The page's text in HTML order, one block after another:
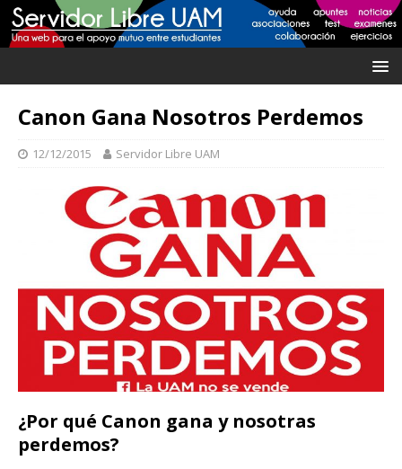
Canon Gana Nosotros Perdemos
12/12/2015 Servidor Libre UAM
¿Por qué Canon gana y nosotras
perdemos?